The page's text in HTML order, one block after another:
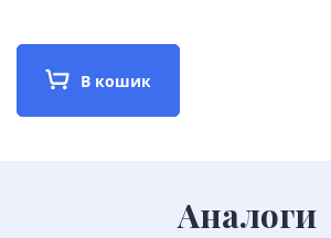
В кошик
Аналоги